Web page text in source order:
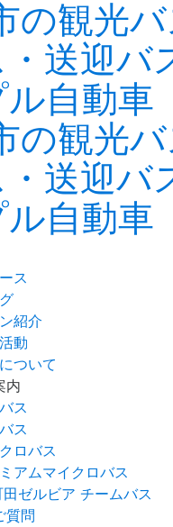
ス
紹介
動
ついて
内
ス
ス
ロバス
アムマイクロバス
田ゼルビア チームバス
質問